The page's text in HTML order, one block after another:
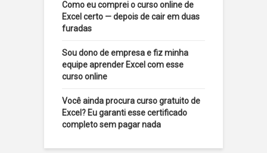
Como eu comprei o curso online de
Excel certo — depois de cair em duas
furadas
Sou dono de empresa e fiz minha
equipe aprender Excel com esse
curso online
Você ainda procura curso gratuito de
Excel? Eu garanti esse certificado
completo sem pagar nada